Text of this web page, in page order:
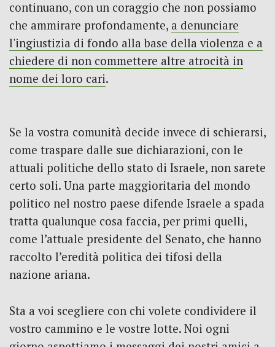
continuano, con un coraggio che non possiamo
che ammirare profondamente, a denunciare
l'ingiustizia di fondo alla base della violenza e a
chiedere di non commettere altre atrocità in
nome dei loro cari.
Se la vostra comunità decide invece di schierarsi,
come traspare dalle sue dichiarazioni, con le
attuali politiche dello stato di Israele, non sarete
certo soli. Una parte maggioritaria del mondo
politico nel nostro paese difende Israele a spada
tratta qualunque cosa faccia, per primi quelli,
come l’attuale presidente del Senato, che hanno
raccolto l’eredità politica dei tifosi della
nazione ariana.
Sta a voi scegliere con chi volete condividere il
vostro cammino e le vostre lotte. Noi ogni